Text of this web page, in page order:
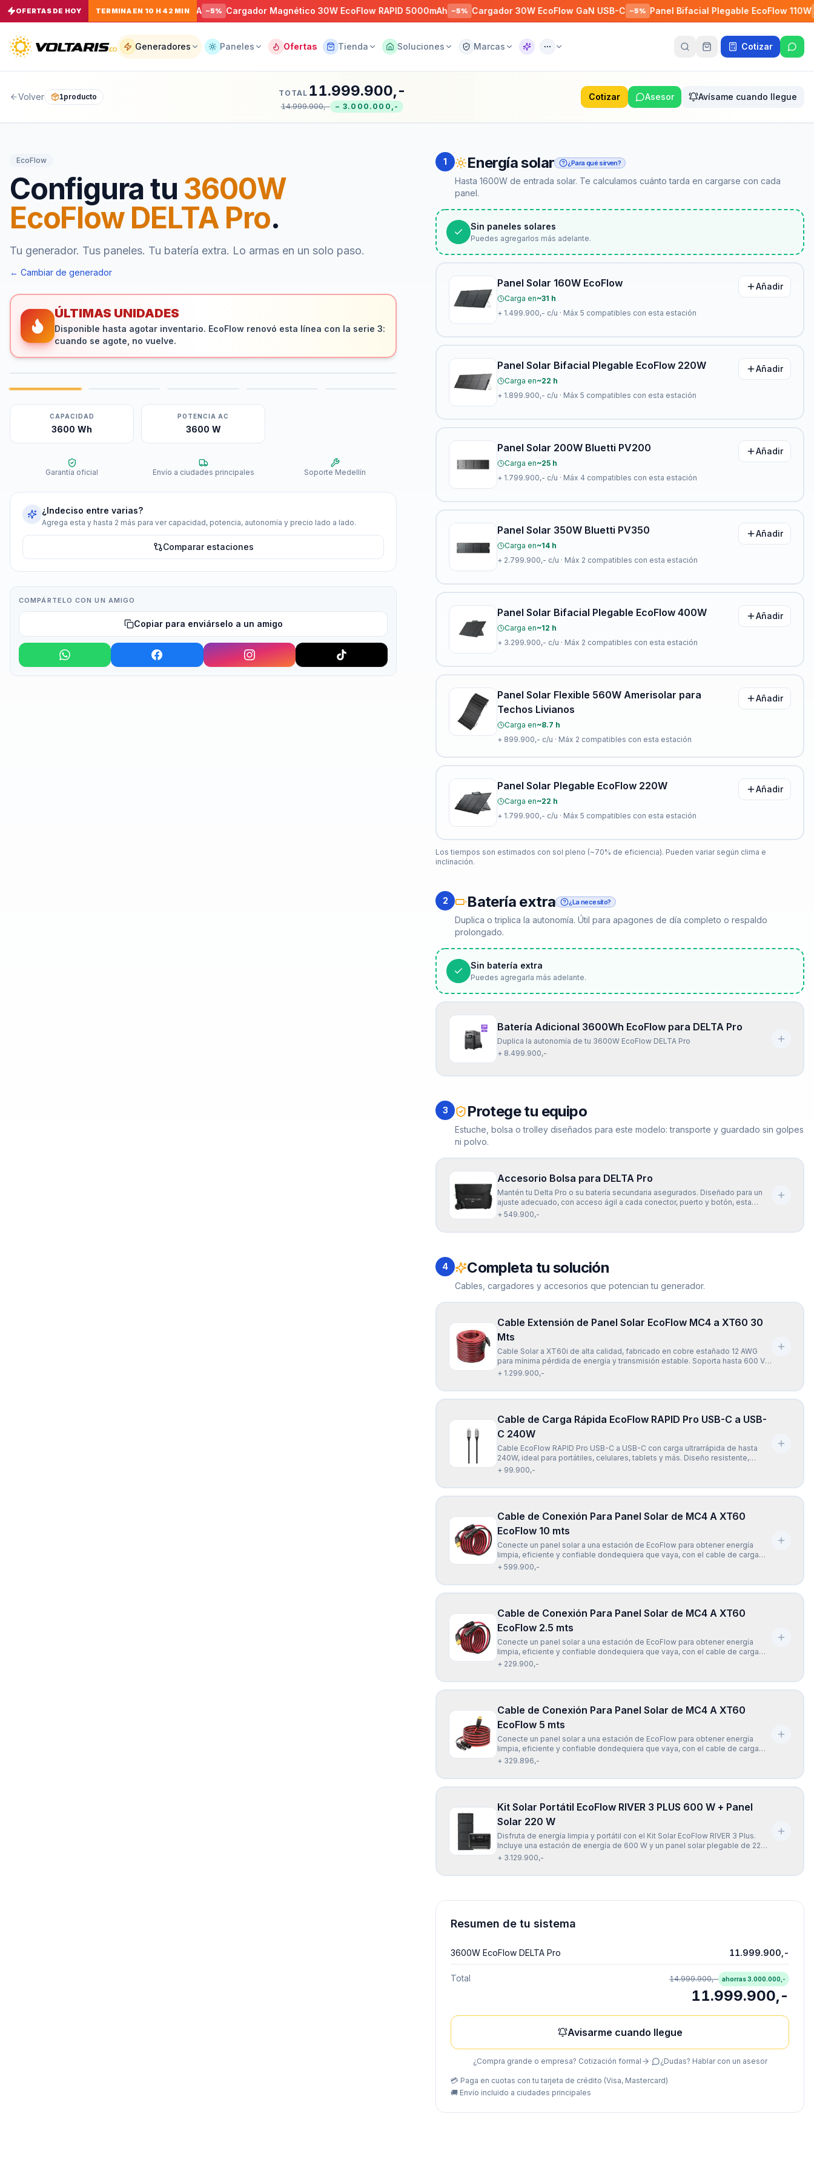
OFERTAS DE HOY TERMINA EN 10 H 42 MIN
Conector Macho NEMA L14-30P 30A − 5% Cargador Magnético 30W EcoFlow RAPID 5000mAh −5% Cargador 30W EcoFlow GaN USB-C − 5% Panel Bifacial Plegable EcoFlow 110W −5 %
Generadores Paneles Ofertas Tienda Soluciones Marcas Asistente Cotizar
Volver 1producto TOTAL 11.999.900,-
14.999.900,- −3.000.000,-
Cotizar Asesor Avísame cuando llegue
EcoFlow
Configura tu 3600W
EcoFlow DELTA Pro.
Tu generador. Tus paneles. Tu batería extra. Lo armas en un solo paso.
← Cambiar de generador
ÚLTIMAS UNIDADES
Disponible hasta agotar inventario. EcoFlow renovó esta línea con la serie 3:
cuando se agote, no vuelve.
CAPACIDAD
3600 Wh
POTENCIA AC
3600 W
Garantía oficial Envío a ciudades principales Soporte Medellín
¿Indeciso entre varias?
Agrega esta y hasta 2 más para ver capacidad, potencia, autonomía y precio lado a lado.
Comparar estaciones
COMPÁRTELO CON UN AMIGO
Copiar para enviárselo a un amigo
1 Energía solar ¿Para qué sirven?
Hasta 1600W de entrada solar. Te calculamos cuánto tarda en cargarse con cada
panel.
Sin paneles solares
Puedes agregarlos más adelante.
Panel Solar 160W EcoFlow
Carga en~31 h
+ 1.499.900,- c/u · Máx5 compatibles con esta estación
Añadir
Panel Solar Bifacial Plegable EcoFlow 220W
Carga en~22 h
+ 1.899.900,- c/u · Máx5 compatibles con esta estación
Añadir
Panel Solar 200W Bluetti PV200
Carga en~25 h
+ 1.799.900,- c/u · Máx 4 compatibles con esta estación
Añadir
Panel Solar 350W Bluetti PV350
Carga en~14 h
+ 2.799.900,- c/u · Máx 2 compatibles con esta estación
Añadir
Panel Solar Bifacial Plegable EcoFlow 400W
Carga en~12 h
+ 3.299.900,- c/u · Máx 2 compatibles con esta estación
Añadir
Panel Solar Flexible 560W Amerisolar para
Techos Livianos
Carga en~8.7 h
+ 899.900,- c/u · Máx 2 compatibles con esta estación
Añadir
Panel Solar Plegable EcoFlow 220W
Carga en~22 h
+ 1.799.900,- c/u · Máx5 compatibles con esta estación
Añadir
Los tiempos son estimados con sol pleno (~70% de eficiencia). Pueden variar según clima e
inclinación.
2 Batería extra ¿La necesito?
Duplica o triplica la autonomía. Útil para apagones de día completo o respaldo
prolongado.
Sin batería extra
Puedes agregarla más adelante.
Batería Adicional 3600Wh EcoFlow para DELTA Pro
Duplica la autonomía de tu 3600W EcoFlow DELTA Pro
+ 8.499.900,-
3 Protege tu equipo
Estuche, bolsa o trolley diseñados para este modelo: transporte y guardado sin golpes
ni polvo.
Accesorio Bolsa para DELTA Pro
Mantén tu Delta Pro o su batería secundaria asegurados. Diseñado para un
ajuste adecuado, con acceso ágil a cada conector, puerto y botón, esta
cubierta permite una manipulación suave y controlada, manteniendo la
22cm (Ancho) x 30cm (Alto) · Peso: 0.88 KG · Compatible con: Delta Pro
+ 549.900,-
4 Completa tu solución
Cables, cargadores y accesorios que potencian tu generador.
Cable Extensión de Panel Solar EcoFlow MC4 a XT60 30
Mts
Cable Solar a XT60i de alta calidad, fabricado en cobre estañado 12 AWG
para mínima pérdida de energía y transmisión estable. Soporta hasta 600 V,
es resistente a la humedad, polvo y altas temperaturas, y ofrece una
+ 1.299.900,-
Cable de Carga Rápida EcoFlow RAPID Pro USB-C a USB-
C 240W
Cable EcoFlow RAPID Pro USB-C a USB-C con carga ultrarrápida de hasta
240W, ideal para portátiles, celulares, tablets y más. Diseño resistente,
flexible y compatible con la mayoría de dispositivos USB-C. Incluye chip
+ 99.900,-
Cable de Conexión Para Panel Solar de MC4 A XT60
EcoFlow 10 mts
Conecte un panel solar a una estación de EcoFlow para obtener energía
limpia, eficiente y confiable dondequiera que vaya, con el cable de carga
Solar EcoFlow XT60 (10 mts). El cable de carga EcoFlow Solar a XT60 (10
+ 599.900,-
Cable de Conexión Para Panel Solar de MC4 A XT60
EcoFlow 2.5 mts
Conecte un panel solar a una estación de EcoFlow para obtener energía
limpia, eficiente y confiable dondequiera que vaya, con el cable de carga
Solar EcoFlow XT60 (2.5 mts). El cable de carga EcoFlow Solar a XT60 (2.5
+ 229.900,-
Cable de Conexión Para Panel Solar de MC4 A XT60
EcoFlow 5 mts
Conecte un panel solar a una estación de EcoFlow para obtener energía
limpia, eficiente y confiable dondequiera que vaya, con el cable de carga
Solar EcoFlow XT60 (5 mts). El cable de carga EcoFlow Solar a XT60 (5 mts)
+ 329.896,-
Kit Solar Portátil EcoFlow RIVER 3 PLUS 600 W + Panel
Solar 220 W
Disfruta de energía limpia y portátil con el Kit Solar EcoFlow RIVER 3 Plus.
Incluye una estación de energía de 600 W y un panel solar plegable de 220
W, ideal para mantener tus dispositivos cargados dondequiera que estés.
+ 3.129.900,-
Resumen de tu sistema
3600W EcoFlow DELTA Pro 11.999.900,-
Total 14.999.900,- ahorras3.000.000,-
11.999.900,-
Avisarme cuando llegue
¿Compra grande o empresa? Cotización formal · ¿Dudas? Hablar con un asesor
💳 Paga en cuotas con tu tarjeta de crédito (Visa, Mastercard)
🚚 Envío incluido a ciudades principales
Tu
Tu
está
con el
al
y
todos
juntos.